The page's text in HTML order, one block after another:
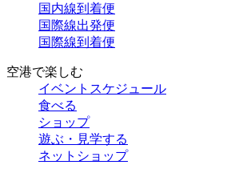
国内線到着便
国際線出発便
国際線到着便
空港で楽しむ
イベントスケジュール
食べる
ショップ
遊ぶ・見学する
ネットショップ